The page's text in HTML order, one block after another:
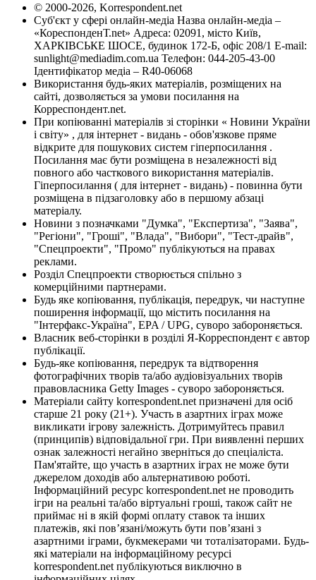
© 2000-2026, Korrespondent.net
Суб'єкт у сфері онлайн-медіа Назва онлайн-медіа –
«КореспонденТ.net» Адреса: 02091, місто Київ,
ХАРКІВСЬКЕ ШОСЕ, будинок 172-Б, офіс 208/1 E-mail:
sunlight@mediadim.com.ua Телефон: 044-205-43-00
Ідентифікатор медіа – R40-06068
Використання будь-яких матеріалів, розміщених на
сайті, дозволяється за умови посилання на
Корреспондент.net.
При копіюванні матеріалів зі сторінки « Новини України
і світу» , для інтернет - видань - обов'язкове пряме
відкрите для пошукових систем гіперпосилання .
Посилання має бути розміщена в незалежності від
повного або часткового використання матеріалів.
Гіперпосилання ( для інтернет - видань) - повинна бути
розміщена в підзаголовку або в першому абзаці
матеріалу.
Новини з позначками "Думка", "Експертиза", "Заява",
"Регіони", "Гроші", "Влада", "Вибори", "Тест-драйв",
"Спецпроекти", "Промо" публікуються на правах
реклами.
Розділ Спецпроекти створюється спільно з
комерційними партнерами.
Будь яке копіювання, публікація, передрук, чи наступне
поширення інформації, що містить посилання на
"Інтерфакс-Україна", EPA / UPG, суворо забороняється.
Власник веб-сторінки в розділі Я-Корреспондент є автор
публікації.
Будь-яке копіювання, передрук та відтворення
фотографічних творів та/або аудіовізуальних творів
правовласника Getty Images - суворо забороняється.
Матеріали сайту korrespondent.net призначені для осіб
старше 21 року (21+). Участь в азартних іграх може
викликати ігрову залежність. Дотримуйтесь правил
(принципів) відповідальної гри. При виявленні перших
ознак залежності негайно зверніться до спеціаліста.
Пам'ятайте, що участь в азартних іграх не може бути
джерелом доходів або альтернативою роботі.
Інформаційний ресурс korrespondent.net не проводить
ігри на реальні та/або віртуальні гроші, також сайт не
приймає ні в якій формі оплату ставок та інших
платежів, які пов’язані/можуть бути пов’язані з
азартними іграми, букмекерами чи тоталізаторами. Будь-
які матеріали на інформаційному ресурсі
korrespondent.net публікуються виключно в